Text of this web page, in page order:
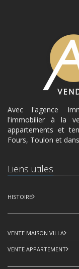
Avec l'agence
l'immobilier à la
appartements et
Fours, Toulon et
Liens utiles
HISTOIRE
VENTE MAISON VILLA
VENTE APPARTEMENT